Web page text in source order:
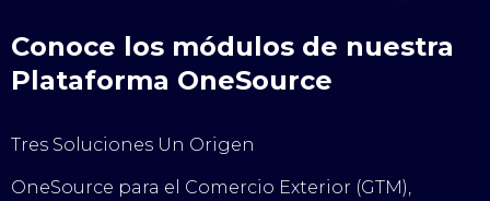
Conoce los módulos de nuestra
Plataforma OneSource
Tres Soluciones Un Origen
OneSource para el Comercio Exterior (GTM),